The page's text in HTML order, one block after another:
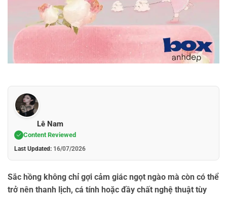
Lê Nam
Content Reviewed
Last Updated: 16/07/2026
Sắc hồng không chỉ gợi cảm giác ngọt ngào mà còn có thể
trở nên thanh lịch, cá tính hoặc đầy chất nghệ thuật tùy